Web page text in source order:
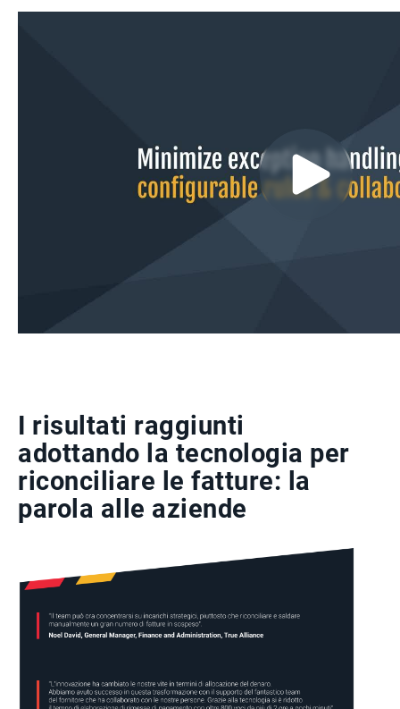
I risultati raggiunti
adottando la tecnologia per
riconciliare le fatture: la
parola alle aziende